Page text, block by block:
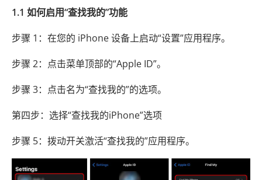
1.1 如何启用“查找我的”功能
步骤 1：在您的 iPhone 设备上启动“设置”应用程序。
步骤 2：点击菜单顶部的“Apple ID”。
步骤 3：点击名为“查找我的”的选项。
第四步：选择“查找我的iPhone”选项
步骤 5：拨动开关激活“查找我的”应用程序。